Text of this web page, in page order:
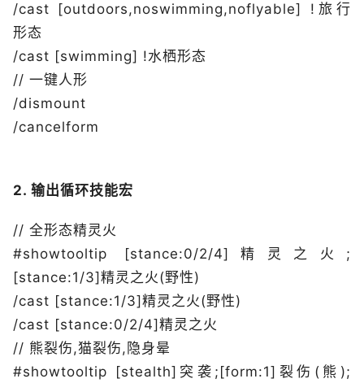
/cast [outdoors,noswimming,noflyable] !旅行
形态
/cast [swimming] !水栖形态
// 一键人形
/dismount
/cancelform
2. 输出循环技能宏
// 全形态精灵火
#showtooltip [stance:0/2/4]精灵之火;
[stance:1/3]精灵之火(野性)
/cast [stance:1/3]精灵之火(野性)
/cast [stance:0/2/4]精灵之火
// 熊裂伤,猫裂伤,隐身晕
#showtooltip [stealth]突袭;[form:1]裂伤(熊);